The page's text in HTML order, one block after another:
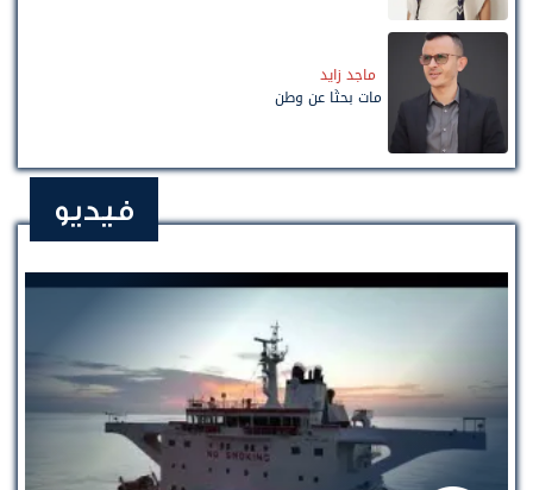
ماجد زايد
مات بحثًا عن وطن
فيديو